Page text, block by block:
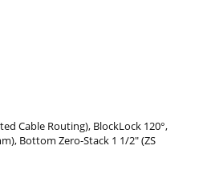
Cable Routing), BlockLock 120°,
Bottom Zero-Stack 1 1/2" (ZS